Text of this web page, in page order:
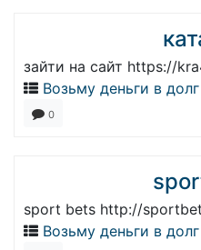
зайти на сайт https://
Возьму деньги в долг
0
sport bets http://
Возьму деньги в долг